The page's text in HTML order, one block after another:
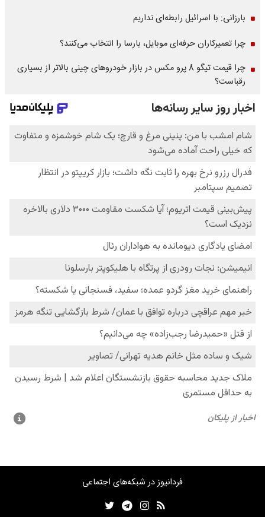
بارزانی: با اسرائیل رابطه‌ای نداریم
چرا تعمیرکاران حرفه‌ای موبایل، بارسا را انتخاب می‌کنند؟
چرا قیمت تیگو 8 پرو مکس در بازار خودروهای چینی بالاتر از بسیاری
رقباست؟
فردانیوز در شبکه‌های اجتماعی